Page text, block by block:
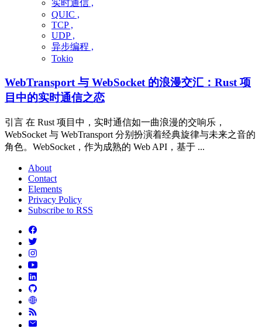
实时通信 ,
QUIC ,
TCP ,
UDP ,
异步编程 ,
Tokio
WebTransport 与 WebSocket 的浪漫交汇：Rust 项
目中的实时通信之恋
引言 在 Rust 项目中，实时通信如一曲浪漫的交响乐，
WebSocket 与 WebTransport 分别扮演着经典旋律与未来之音的
角色。WebSocket，作为成熟的 Web API，基于 ...
About
Contact
Elements
Privacy Policy
Subscribe to RSS